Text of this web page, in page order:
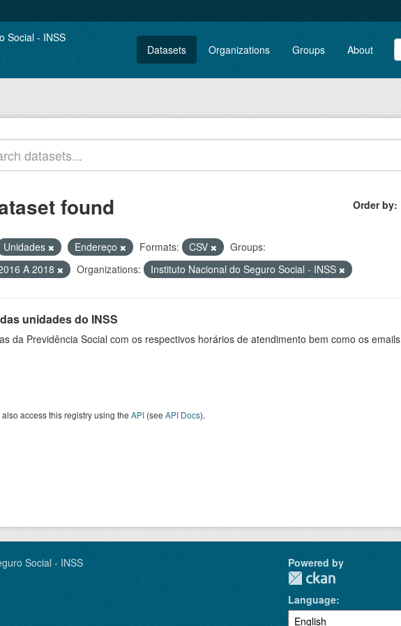
Datasets Organizations Groups About
Order by
found
Unidades Endereço Formats: CSV
Groups:
A 2018
Organizations: Instituto Nacional do Seguro Social - INSS
unidades do INSS
da Previdência Social com os respectivos horários de atendimento bem como os
also access this registry using the API (see API Docs).
Social - INSS
Powered by
Language